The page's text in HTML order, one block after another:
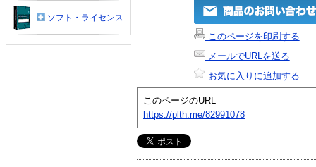
このページを印刷する
メールでURLを送る
お気に入りに追加する
このページのURL
https://plth.me/82991078
ソフト・ライセンス